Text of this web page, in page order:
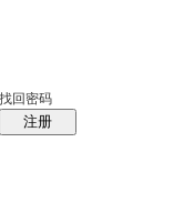
找回密码
注册